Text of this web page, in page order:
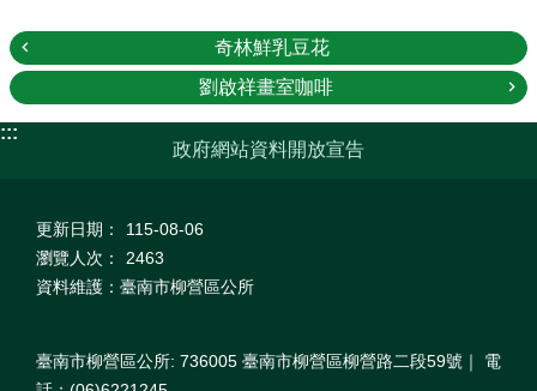
奇林鮮乳豆花
劉啟祥畫室咖啡
:::
政府網站資料開放宣告
更新日期：
115-08-06
瀏覽人次：
2463
資料維護：臺南市柳營區公所
臺南市柳營區公所: 736005 臺南市柳營區柳營路二段59號｜ 電